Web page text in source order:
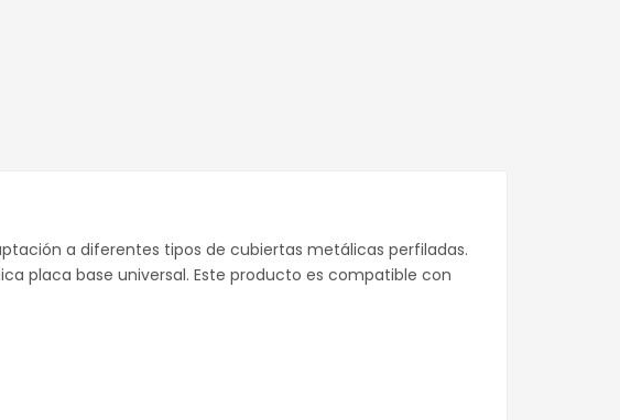
a diferentes tipos de cubiertas metálicas perfiladas.
placa base universal. Este producto es compatible con